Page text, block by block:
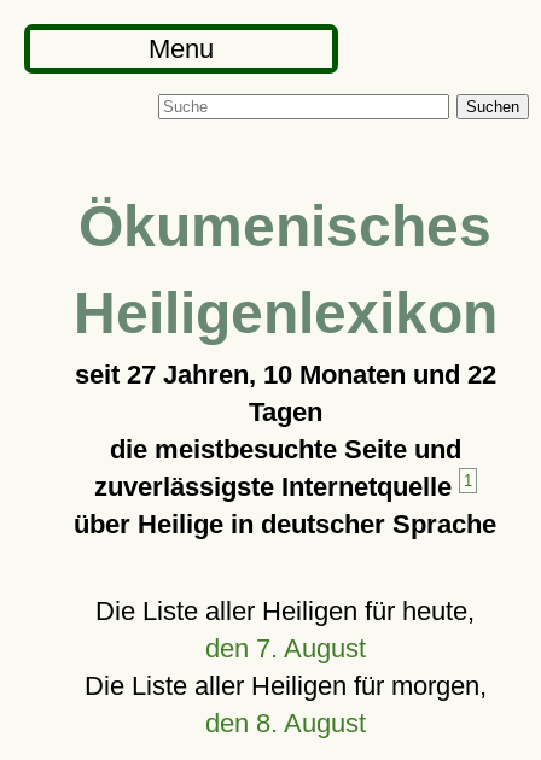
Menu
Suchen
Ökumenisches
Heiligenlexikon
seit 27 Jahren, 10 Monaten und 22
Tagen
die meistbesuchte Seite und
zuverlässigste Internetquelle
1
über Heilige in deutscher Sprache
Die Liste aller Heiligen für heute,
den 7. August
Die Liste aller Heiligen für morgen,
den 8. August